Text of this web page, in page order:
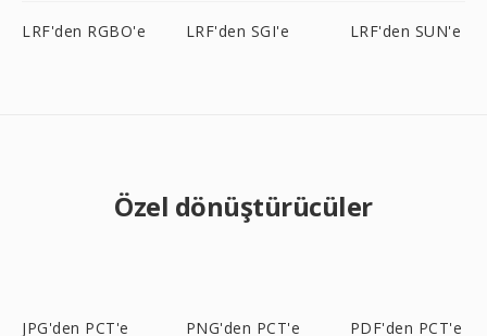
LRF'den RGBO'e LRF'den SGI'e LRF'den SUN'e
Özel dönüştürücüler
JPG'den PCT'e PNG'den PCT'e PDF'den PCT'e